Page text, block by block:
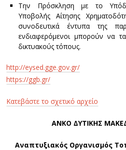
Την Πρόσκληση με το
Υποβολής Αίτησης
συνοδευτικά έντυπα της
ενδιαφερόμενοι μπορούν να
δικτυακούς τόπους.
http://eysed.gge.gov.gr/
https://ggb.gr/
Κατεβάστε το σχετικό αρχείο
ΑΝΚΟ ΔΥΤΙΚΗΣ
Αναπτυξιακός Οργανισμός